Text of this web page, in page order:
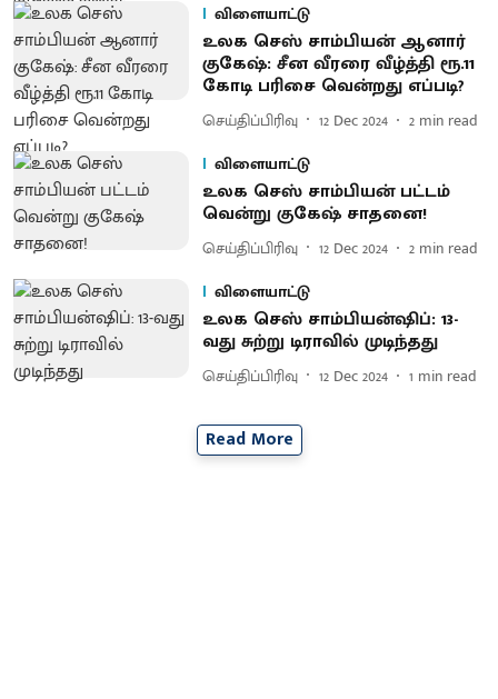
விளையாட்டு
உலக செஸ் சாம்பியன் ஆனார்
குகேஷ்: சீன வீரரை வீழ்த்தி ரூ.11
கோடி பரிசை வென்றது எப்படி?
செய்திப்பிரிவு 12 Dec 2024 2 min read
விளையாட்டு
உலக செஸ் சாம்பியன் பட்டம்
வென்று குகேஷ் சாதனை!
செய்திப்பிரிவு 12 Dec 2024 2 min read
விளையாட்டு
உலக செஸ் சாம்பியன்ஷிப்: 13-
வது சுற்று டிராவில் முடிந்தது
செய்திப்பிரிவு 12 Dec 2024 1 min read
Read More